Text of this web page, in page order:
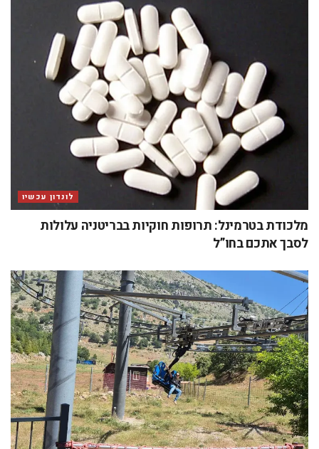
לונדון עכשיו
מלכודת בטרמינל: תרופות חוקיות בבריטניה עלולות
לסבך אתכם בחו”ל